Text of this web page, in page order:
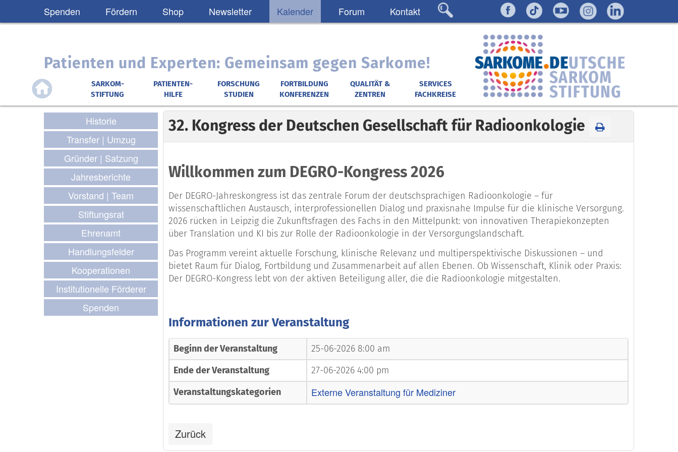
Spenden Fördern Shop Newsletter Kalender Forum Kontakt
Patienten und Experten: Gemeinsam gegen Sarkome!
SARKOM-
STIFTUNG
PATIENTEN-
HILFE
FORSCHUNG
STUDIEN
FORTBILDUNG
KONFERENZEN
QUALITÄT &
ZENTREN
SERVICES
FACHKREISE
Historie
Transfer | Umzug
Gründer | Satzung
Jahresberichte
Vorstand | Team
Stiftungsrat
Ehrenamt
Handlungsfelder
Kooperationen
Institutionelle Förderer
Spenden
32. Kongress der Deutschen Gesellschaft für Radioonkologie
Willkommen zum DEGRO-Kongress 2026
Der DEGRO-Jahreskongress ist das zentrale Forum der deutschsprachigen Radioonkologie – für
wissenschaftlichen Austausch, interprofessionellen Dialog und praxisnahe Impulse für die klinische Versorgung.
2026 rücken in Leipzig die Zukunftsfragen des Fachs in den Mittelpunkt: von innovativen Therapiekonzepten
über Translation und KI bis zur Rolle der Radioonkologie in der Versorgungslandschaft.
Das Programm vereint aktuelle Forschung, klinische Relevanz und multiperspektivische Diskussionen – und
bietet Raum für Dialog, Fortbildung und Zusammenarbeit auf allen Ebenen. Ob Wissenschaft, Klinik oder Praxis:
Der DEGRO-Kongress lebt von der aktiven Beteiligung aller, die die Radioonkologie mitgestalten.
Informationen zur Veranstaltung
Beginn der Veranstaltung
25-06-2026 8:00 am
Ende der Veranstaltung
27-06-2026 4:00 pm
Veranstaltungskategorien
Externe Veranstaltung für Mediziner
Zurück